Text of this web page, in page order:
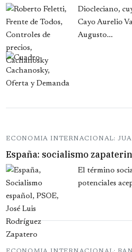
Diocleciano,
Cayo Aurelio
Augusto...
ECONOMIA INTERNACIONAL:
España: socialismo
El término
potenciales